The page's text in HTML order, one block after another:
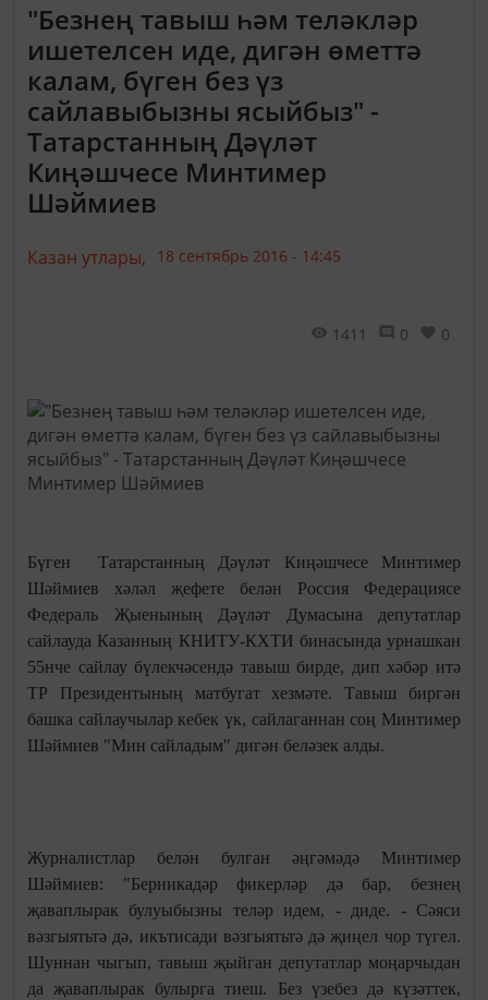
"Безнең тавыш һәм теләкләр
ишетелсен иде, дигән өметтә
калам, бүген без үз
сайлавыбызны ясыйбыз" -
Татарстанның Дәүләт
Киңәшчесе Минтимер
Шәймиев
Казан утлары, 18 сентябрь 2016 - 14:45
1411 0 0
Бүген Татарстанның Дәүләт Киңәшчесе Минтимер
Шәймиев хәләл җефете белән Россия Федерациясе
Федераль Җыенының Дәүләт Думасына депутатлар
сайлауда Казанның КНИТУ-КХТИ бинасында урнашкан
55нче сайлау бүлекчәсендә тавыш бирде, дип хәбәр итә
ТР Президентының матбугат хезмәте. Тавыш биргән
башка сайлаучылар кебек үк, сайлаганнан соң Минтимер
Шәймиев "Мин сайладым" дигән беләзек алды.
Журналистлар белән булган әңгәмәдә Минтимер
Шәймиев: "Берникадәр фикерләр дә бар, безнең
җаваплырак булуыбызны теләр идем, - диде. - Сәяси
вәзгыятьтә дә, икътисади вәзгыятьтә дә җиңел чор түгел.
Шуннан чыгып, тавыш җыйган депутатлар моңарчыдан
да җаваплырак булырга тиеш. Без үзебез дә күзәттек,